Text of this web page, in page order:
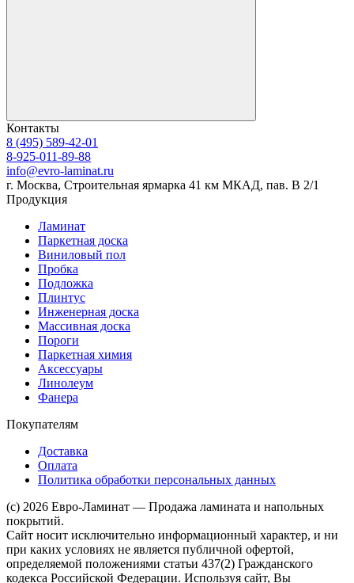
Контакты
8 (495) 589-42-01
8-925-011-89-88
info@evro-laminat.ru
г. Москва, Строительная ярмарка 41 км МКАД, пав. В 2/1
Продукция
Ламинат
Паркетная доска
Виниловый пол
Пробка
Подложка
Плинтус
Инженерная доска
Массивная доска
Пороги
Паркетная химия
Аксессуары
Линолеум
Фанера
Покупателям
Доставка
Оплата
Политика обработки персональных данных
(c) 2026 Евро-Ламинат — Продажа ламината и напольных
покрытий.
Сайт носит исключительно информационный характер, и ни
при каких условиях не является публичной офертой,
определяемой положениями статьи 437(2) Гражданского
кодекса Российской Федерации. Используя сайт, Вы